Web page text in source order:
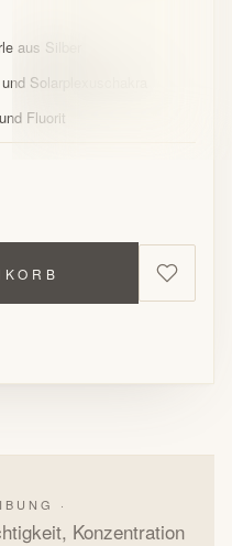
aus Silber
Solarplexuschakra
Fluorit
·
Konzentration